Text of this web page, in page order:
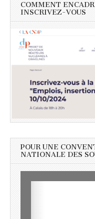
COMMENT
INSCRIVEZ-VOUS
POUR UNE
NATIONALE DES